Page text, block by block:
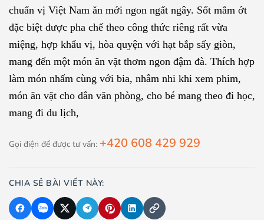
chuẩn vị Việt Nam ăn mới ngon ngất ngây. Sốt mắm ớt
đặc biệt được pha chế theo công thức riêng rất vừa
miệng, hợp khẩu vị, hòa quyện với hạt bắp sấy giòn,
mang đến một món ăn vặt thơm ngon đậm đà. Thích hợp
làm món nhấm cùng với bia, nhâm nhi khi xem phim,
món ăn vặt cho dân văn phòng, cho bé mang theo đi học,
mang đi du lịch,
Gọi điện để được tư vấn: +420 608 429 929
CHIA SẺ BÀI VIẾT NÀY: